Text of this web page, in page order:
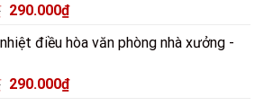
290.000₫
điều hòa văn phòng nhà xưởng -
290.000₫